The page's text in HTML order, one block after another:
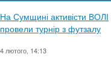
На Сумщині активісти ВОЛІ
провели турнір з футзалу
4 лютого, 14:13